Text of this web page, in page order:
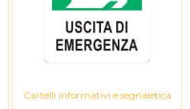
Cartelli informativi e segnaletica